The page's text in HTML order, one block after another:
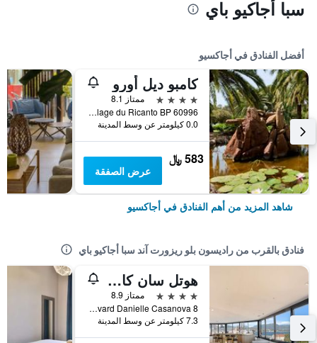
سبا أجاكيو باي
أفضل الفنادق في أجاكسيو
كامبو ديل أورو
4 نجوم
ممتاز 8.1
Plage du Ricanto BP 60996, أجاكسيو, منطقة كورسيكا, فرنسا
0.0 كيلومتر عن وسط المدينة
583 ﷼
عرض الصفقة
شاهد المزيد من أهم الفنادق في أجاكسيو
فنادق بالقرب من راديسون بلو ريزورت آند سبا أجاكيو باي
هوتل سان كارلو سيتاديل
4 نجوم
ممتاز 8.9
8 Boulevard Danielle Casanova, أجاكسيو, منطقة كورسيكا, فرنسا
7.3 كيلومتر عن وسط المدينة